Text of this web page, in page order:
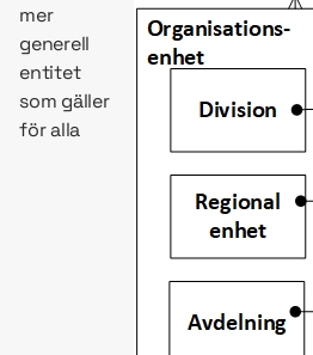
mer
generell
entitet
som gäller
för alla